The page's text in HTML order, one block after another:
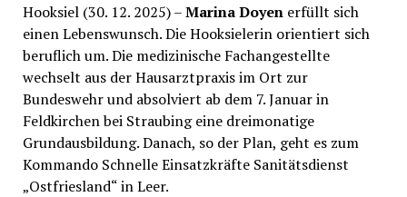
Hooksiel (30. 12. 2025) –Marina Doyen erfüllt sich
einen Lebenswunsch. Die Hooksielerin orientiert sich
beruflich um. Die medizinische Fachangestellte
wechselt aus der Hausarztpraxis im Ort zur
Bundeswehr und absolviert ab dem 7. Januar in
Feldkirchen bei Straubing eine dreimonatige
Grundausbildung. Danach, so der Plan, geht es zum
Kommando Schnelle Einsatzkräfte Sanitätsdienst
„Ostfriesland“ in Leer.